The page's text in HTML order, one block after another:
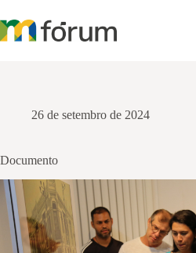
para
o
26 de setembro de 2024
Documento